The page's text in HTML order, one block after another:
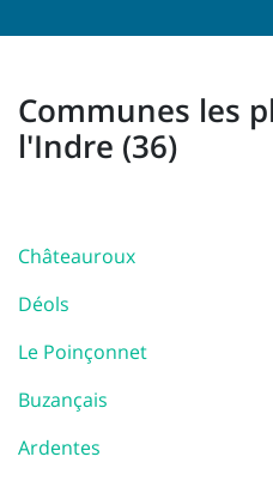
Communes les
l'Indre (36)
Châteauroux
Déols
Le Poinçonnet
Buzançais
Ardentes